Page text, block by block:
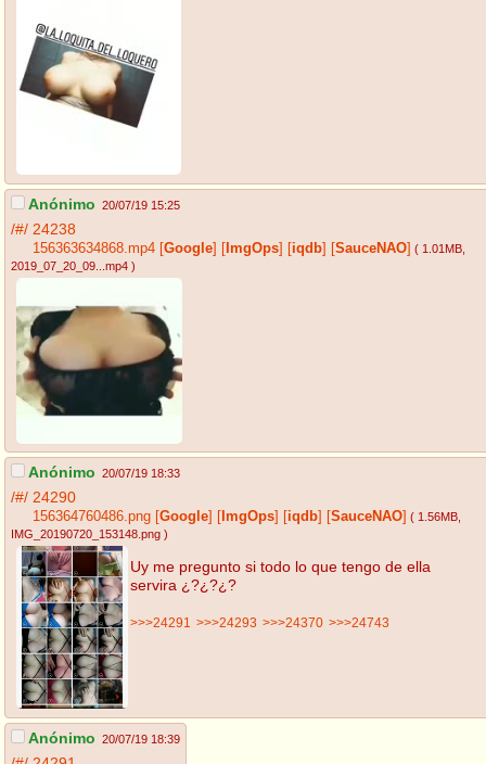
Anónimo 20/07/19 15:25
/#/ 24238
156363634868.mp4 Google ImgOps iqdb SauceNAO ( 1.01MB
2019_07_20_09...mp4 )
Anónimo 20/07/19 18:33
/#/ 24290
156364760486.png Google ImgOps iqdb SauceNAO ( 1.56MB
IMG_20190720_153148.png )
Uy me pregunto si todo lo que tengo de ella
servira ¿?¿?¿?
>>>24291 >>>24293 >>>24370 >>>24743
Anónimo 20/07/19 18:39